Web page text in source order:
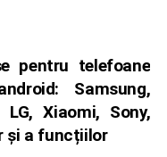
pentru telefoane
Samsung,
LG, Xiaomi, Sony,
și a funcțiilor